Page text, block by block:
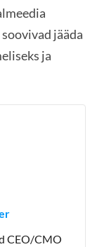
jääda
ja
CEO/CMO